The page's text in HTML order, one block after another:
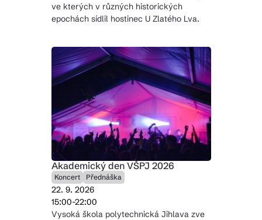
ve kterých v různých historických
epochách sídlil hostinec U Zlatého Lva.
Akademický den VŠPJ 2026
Koncert Přednáška
22. 9. 2026
15:00-22:00
Vysoká škola polytechnická Jihlava zve